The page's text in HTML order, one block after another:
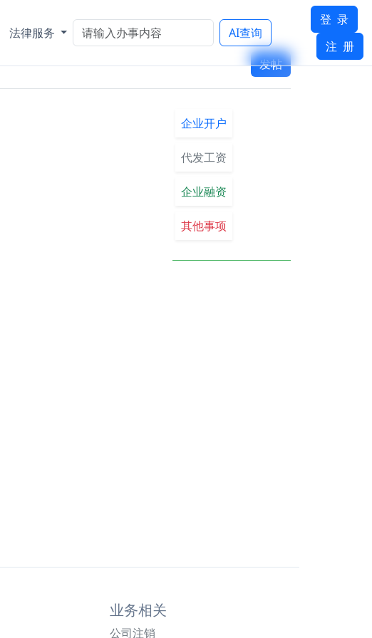
法律服务 AI查询
登 录
注 册
发帖
企业开户
代发工资
企业融资
其他事项
业务相关
公司注销